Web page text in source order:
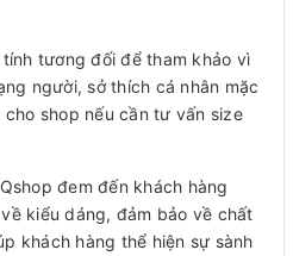
tương đối để tham khảo vì
người, sở thích cá nhân mặc
shop nếu cần tư vấn size
đem đến khách hàng
kiểu dáng, đảm bảo về chất
khách hàng thể hiện sự sành